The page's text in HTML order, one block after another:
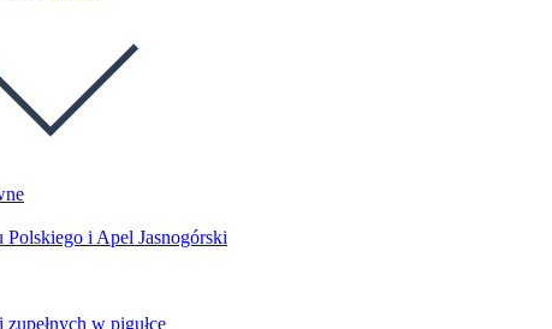
Polskiego i Apel Jasnogórski
w pigułce